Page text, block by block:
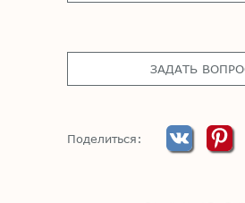
ЗАДАТЬ
Поделиться: